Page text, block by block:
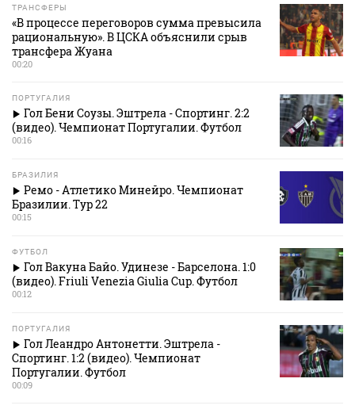
ТРАНСФЕРЫ
«В процессе переговоров сумма превысила
рациональную». В ЦСКА объяснили срыв
трансфера Жуана
00:20
ПОРТУГАЛИЯ
Гол Бени Соузы. Эштрела - Спортинг. 2:2
(видео). Чемпионат Португалии. Футбол
00:16
БРАЗИЛИЯ
Ремо - Атлетико Минейро. Чемпионат
Бразилии. Тур 22
00:15
ФУТБОЛ
Гол Вакуна Байо. Удинезе - Барселона. 1:0
(видео). Friuli Venezia Giulia Cup. Футбол
00:12
ПОРТУГАЛИЯ
Гол Леандро Антонетти. Эштрела -
Спортинг. 1:2 (видео). Чемпионат
Португалии. Футбол
00:09